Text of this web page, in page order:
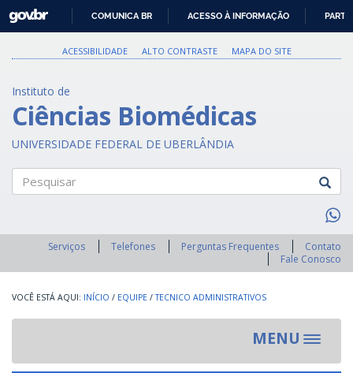
PARA
O
GOVBR
COMUNICA BR ACESSO À INFORMAÇÃO
ACESSIBILIDADE ALTO CONTRASTE MAPA DO SITE
Instituto de
Ciências Biomédicas
UNIVERSIDADE FEDERAL DE UBERLÂNDIA
Serviços Telefones Perguntas Frequentes
Contato
Fale Conosco
INÍCIO / EQUIPE / TECNICO ADMINISTRATIVOS
MENU
Toggle